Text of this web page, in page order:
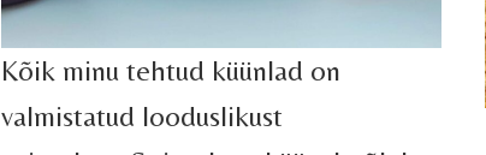
Kõik minu tehtud küünlad on
valmistatud looduslikust